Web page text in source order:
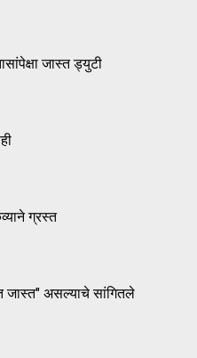
जास्त ड्युटी
ग्रस्त
जास्त" असल्याचे सांगितले